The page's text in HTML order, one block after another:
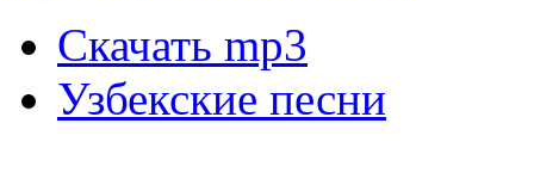
Скачать mp3
Узбекские песни